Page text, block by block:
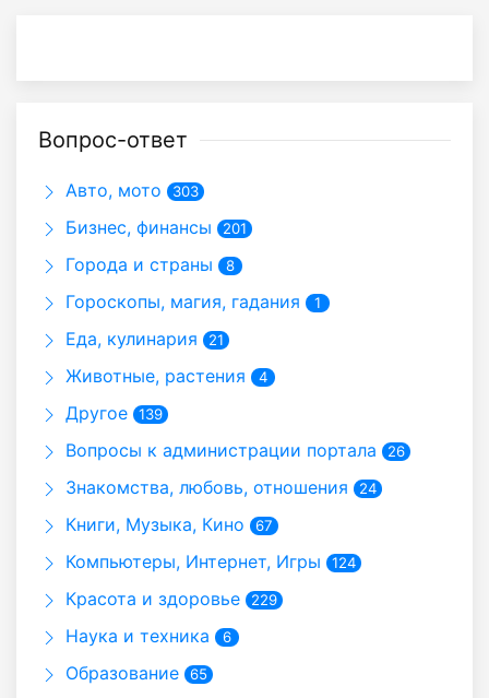
Вопрос-ответ
Авто, мото 303
Бизнес, финансы 201
Города и страны 8
Гороскопы, магия, гадания 1
Еда, кулинария 21
Животные, растения 4
Другое 139
Вопросы к администрации портала 26
Знакомства, любовь, отношения 24
Книги, Музыка, Кино 67
Компьютеры, Интернет, Игры 124
Красота и здоровье 229
Наука и техника 6
Образование 65